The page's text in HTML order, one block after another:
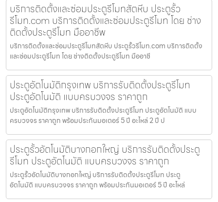
บริการติดตั้งและซ่อมประตูรีโมทสัตหีบ ประตูรั้ว
รีโมท.com บริการติดตั้งและซ่อมประตูรีโมท โดย ช่าง
ติดตั้งประตูรีโมท มืออาชีพ
บริการติดตั้งและซ่อมประตูรีโมทสัตหีบ ประตูรั้วรีโมท.com บริการติดตั้ง
และซ่อมประตูรีโมท โดย ช่างติดตั้งประตูรีโมท มืออาชี
ประตูอัตโนมัติกรุงเทพ บริการรับติดตั้งประตูรีโมท
ประตูอัตโนมัติ แบบครบวงจร ราคาถูก
ประตูอัตโนมัติกรุงเทพ บริการรับติดตั้งประตูรีโมท ประตูอัตโนมัติ แบบ
ครบวงจร ราคาถูก พร้อมประกันมอเตอร์ 5 ปี อะไหล่ 2 ปี ป
ประตูรั้วอัตโนมัติบางกอกใหญ่ บริการรับติดตั้งประตู
รีโมท ประตูอัตโนมัติ แบบครบวงจร ราคาถูก
ประตูรั้วอัตโนมัติบางกอกใหญ่ บริการรับติดตั้งประตูรีโมท ประตู
อัตโนมัติ แบบครบวงจร ราคาถูก พร้อมประกันมอเตอร์ 5 ปี อะไหล่